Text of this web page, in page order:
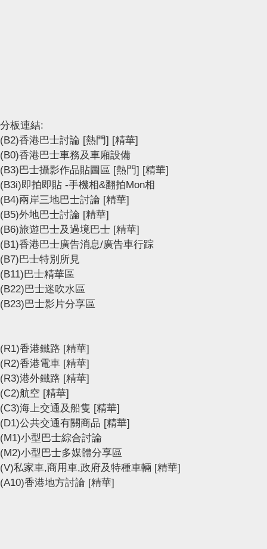
分板連結:
(B2)香港巴士討論 [熱門] [精華]
(B0)香港巴士車務及車廂設備
(B3)巴士攝影作品貼圖區 [熱門] [精華]
(B3i)即拍即貼 -手機相&翻拍Mon相
(B4)兩岸三地巴士討論 [精華]
(B5)外地巴士討論 [精華]
(B6)旅遊巴士及過境巴士 [精華]
(B1)香港巴士廣告消息/廣告車行踪
(B7)巴士特別所見
(B11)巴士精華區
(B22)巴士迷吹水區
(B23)巴士影片分享區
(R1)香港鐵路 [精華]
(R2)香港電車 [精華]
(R3)港外鐵路 [精華]
(C2)航空 [精華]
(C3)海上交通及船隻 [精華]
(D1)公共交通有關商品 [精華]
(M1)小型巴士綜合討論
(M2)小型巴士多媒體分享區
(V)私家車,商用車,政府及特種車輛 [精華]
(A10)香港地方討論 [精華]